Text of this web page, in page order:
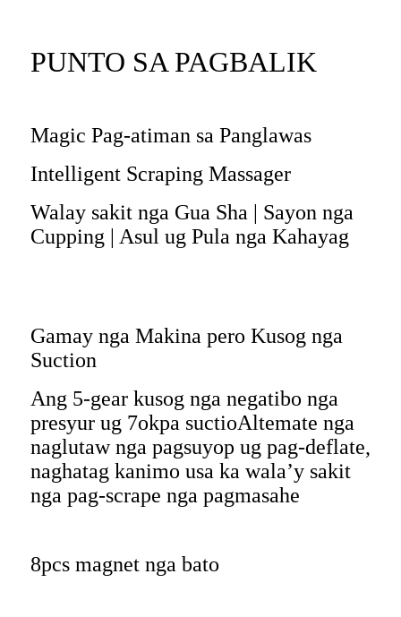
PUNTO SA PAGBALIK
Magic Pag-atiman sa Panglawas
Intelligent Scraping Massager
Walay sakit nga Gua Sha | Sayon nga
Cupping | Asul ug Pula nga Kahayag
Gamay nga Makina pero Kusog nga
Suction
Ang 5-gear kusog nga negatibo nga
presyur ug 7okpa suctioAltemate nga
naglutaw nga pagsuyop ug pag-deflate,
naghatag kanimo usa ka wala’y sakit
nga pag-scrape nga pagmasahe
8pcs magnet nga bato